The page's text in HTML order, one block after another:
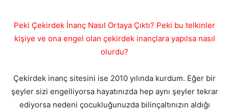
Peki Çekirdek İnanç Nasıl Ortaya Çıktı? Peki bu telkinler
kişiye ve ona engel olan çekirdek inançlara yapılsa nasıl
olurdu?
Çekirdek inanç sitesini ise 2010 yılında kurdum. Eğer bir
şeyler sizi engelliyorsa hayatınızda hep aynı şeyler tekrar
ediyorsa nedeni çocukluğunuzda bilinçaltınızın aldığı